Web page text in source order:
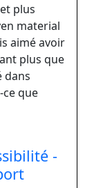
plus
material
aimé avoir
plus que
dans
que
-